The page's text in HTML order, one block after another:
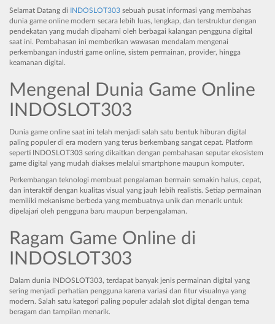
Selamat Datang di INDOSLOT303 sebuah pusat informasi yang membahas
dunia game online modern secara lebih luas, lengkap, dan terstruktur dengan
pendekatan yang mudah dipahami oleh berbagai kalangan pengguna digital
saat ini. Pembahasan ini memberikan wawasan mendalam mengenai
perkembangan industri game online, sistem permainan, provider, hingga
keamanan digital.
Mengenal Dunia Game Online
INDOSLOT303
Dunia game online saat ini telah menjadi salah satu bentuk hiburan digital
paling populer di era modern yang terus berkembang sangat cepat. Platform
seperti INDOSLOT303 sering dikaitkan dengan pembahasan seputar ekosistem
game digital yang mudah diakses melalui smartphone maupun komputer.
Perkembangan teknologi membuat pengalaman bermain semakin halus, cepat,
dan interaktif dengan kualitas visual yang jauh lebih realistis. Setiap permainan
memiliki mekanisme berbeda yang membuatnya unik dan menarik untuk
dipelajari oleh pengguna baru maupun berpengalaman.
Ragam Game Online di
INDOSLOT303
Dalam dunia INDOSLOT303, terdapat banyak jenis permainan digital yang
sering menjadi perhatian pengguna karena variasi dan fitur visualnya yang
modern. Salah satu kategori paling populer adalah slot digital dengan tema
beragam dan tampilan menarik.